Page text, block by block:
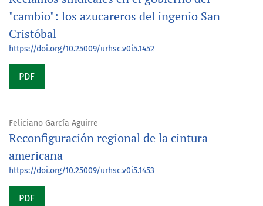
"cambio": los azucareros del ingenio San
Cristóbal
https://doi.org/10.25009/urhsc.v0i5.1452
PDF
Feliciano García Aguirre
Reconfiguración regional de la cintura
americana
https://doi.org/10.25009/urhsc.v0i5.1453
PDF